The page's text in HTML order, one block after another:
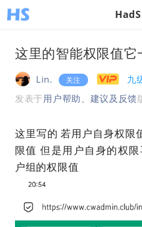
这里的智能权限值
Lin. 关注
九
发表于用户帮助、建议及反馈
这里写的 若用户自身权限
限值 但是用户自身的权
户组的权限值